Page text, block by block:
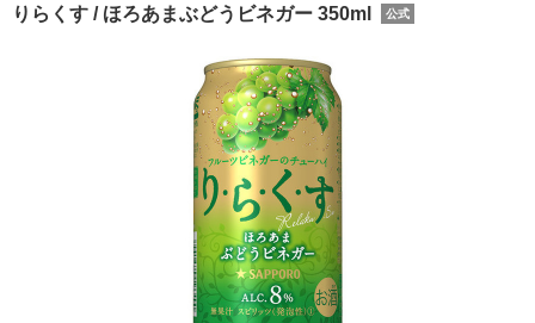
りらくす / ほろあまぶどうビネガー 350ml 公式